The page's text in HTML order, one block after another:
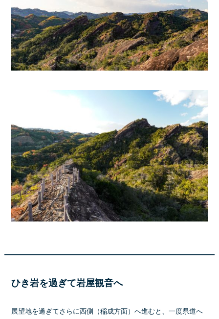
ひき岩を過ぎて岩屋観音へ
展望地を過ぎてさらに西側（稲成方面）へ進むと、一度県道へ